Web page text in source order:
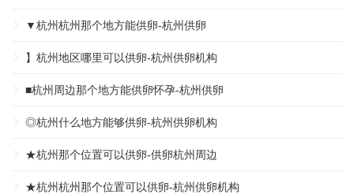
▼杭州杭州那个地方能供卵-杭州供卵
】杭州地区哪里可以供卵-杭州供卵机构
■杭州周边那个地方能供卵怀孕-杭州供卵
◎杭州什么地方能够供卵-杭州供卵机构
★杭州那个位置可以供卵-供卵杭州周边
★杭州杭州那个位置可以供卵-杭州供卵机构